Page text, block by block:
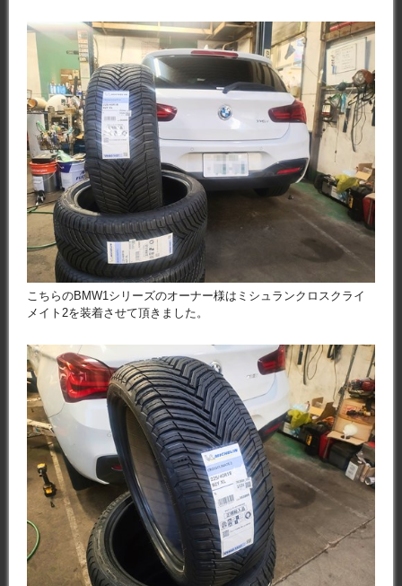
こちらのBMW1シリーズのオーナー様はミシュランクロスクライ
メイト2を装着させて頂きました。